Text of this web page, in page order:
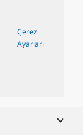
Çerez
Ayarları